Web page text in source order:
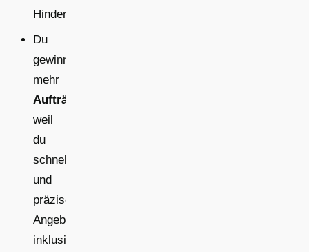
Hindernisse.
Du
gewinnst
mehr
Aufträge
weil
du
schnelle
und
präzise
Angebote
inklusive